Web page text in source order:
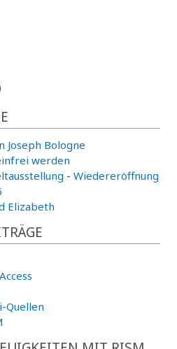
Joseph Bologne
werden
- Wiedereröffnung
Elizabeth
Quellen